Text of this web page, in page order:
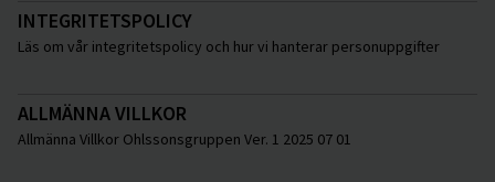
INTEGRITETSPOLICY
Läs om vår integritetspolicy och hur vi hanterar personuppgifter
ALLMÄNNA VILLKOR
Allmänna Villkor Ohlssonsgruppen Ver. 1 2025 07 01